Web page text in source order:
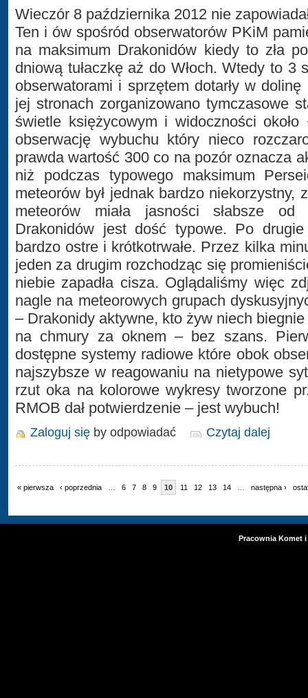
Wieczór 8 października 2012 nie
Ten i ów spośród obserwatorów PKiM
na maksimum Drakonidów kiedy to zła
dniową tułaczkę aż do Włoch. Wtedy to 3
obserwatorami i sprzętem dotarły w
jej stronach zorganizowano tymczasowe
świetle księżycowym i widoczności około
obserwację wybuchu który nieco
prawda wartość 300 co na pozór oznacza
niż podczas typowego maksimum
meteorów był jednak bardzo niekorzystny,
meteorów miała jasności słabsze
Drakonidów jest dość typowe. Po drugie
bardzo ostre i krótkotrwałe. Przez kilka
jeden za drugim rozchodząc się
niebie zapadła cisza. Oglądaliśmy więc
nagle na meteorowych grupach
– Drakonidy aktywne, kto żyw niech biegnie
na chmury za oknem – bez szans.
dostępne systemy radiowe które obok
najszybsze w reagowaniu na nietypowe
rzut oka na kolorowe wykresy tworzone
RMOB dał potwierdzenie – jest wybuch!
Zaloguj się by odpowiadać Czytaj dalej
« pierwsza ‹ poprzednia 6 7 8 9 10 11 12 13 14 następna ›
Pracownia Komet